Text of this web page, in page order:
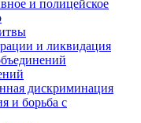
и полицейское
и ликвидация
дискриминация
и борьба с